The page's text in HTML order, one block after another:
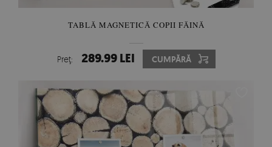
TABLĂ MAGNETICĂ COPII FĂINĂ
Preţ: 289.99 LEI CUMPĂRĂ